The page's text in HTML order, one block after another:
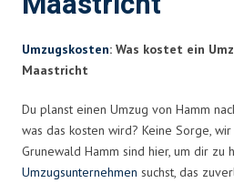
Umzugskosten: Was kostet ein
Maastricht
Du planst einen Umzug von Hamm
was das kosten wird? Keine Sorge,
Grunewald Hamm sind hier, um dir zu
Umzugsunternehmen suchst, das